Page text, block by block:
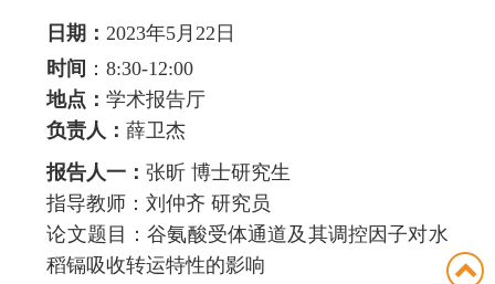
日期：2023年5月22 日
时间 ：8:30-12:00
地点：学术报告厅
负责人：薛卫杰
报告人一：张昕 博士研究生
指导教师：刘仲齐 研究员
论文题目：谷氨酸受体通道及其调控因子对水
稻镉吸收转运特性的影响